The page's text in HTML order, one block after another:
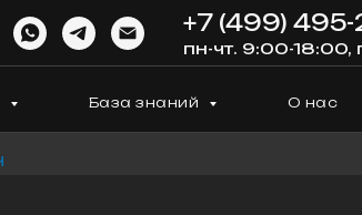
+7 (499) 495-
пн-чт. 9:00-18:00,
База знаний О нас